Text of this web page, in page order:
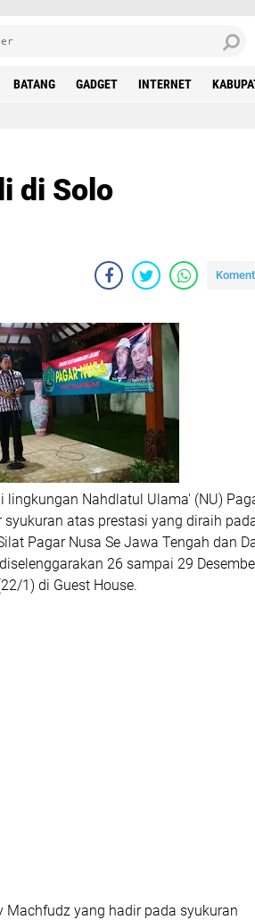
BATANG GADGET INTERNET
di Solo
Nahdlatul Ulama' (NU)
atas prestasi yang diraih
Pagar Nusa Se Jawa Tengah dan
26 sampai 29
1) di Guest House.
Machfudz yang hadir pada syukuran